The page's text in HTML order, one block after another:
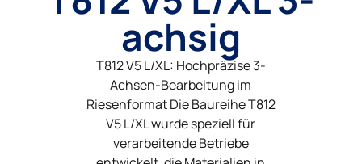
achsig
T812 V5 L/XL: Hochpräzise 3-
Achsen-Bearbeitung im
Riesenformat Die Baureihe T812
V5 L/XL wurde speziell für
verarbeitende Betriebe